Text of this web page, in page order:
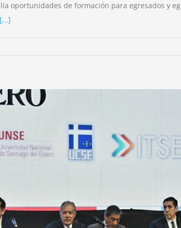
oportunidades de formación para egresados y
[...]